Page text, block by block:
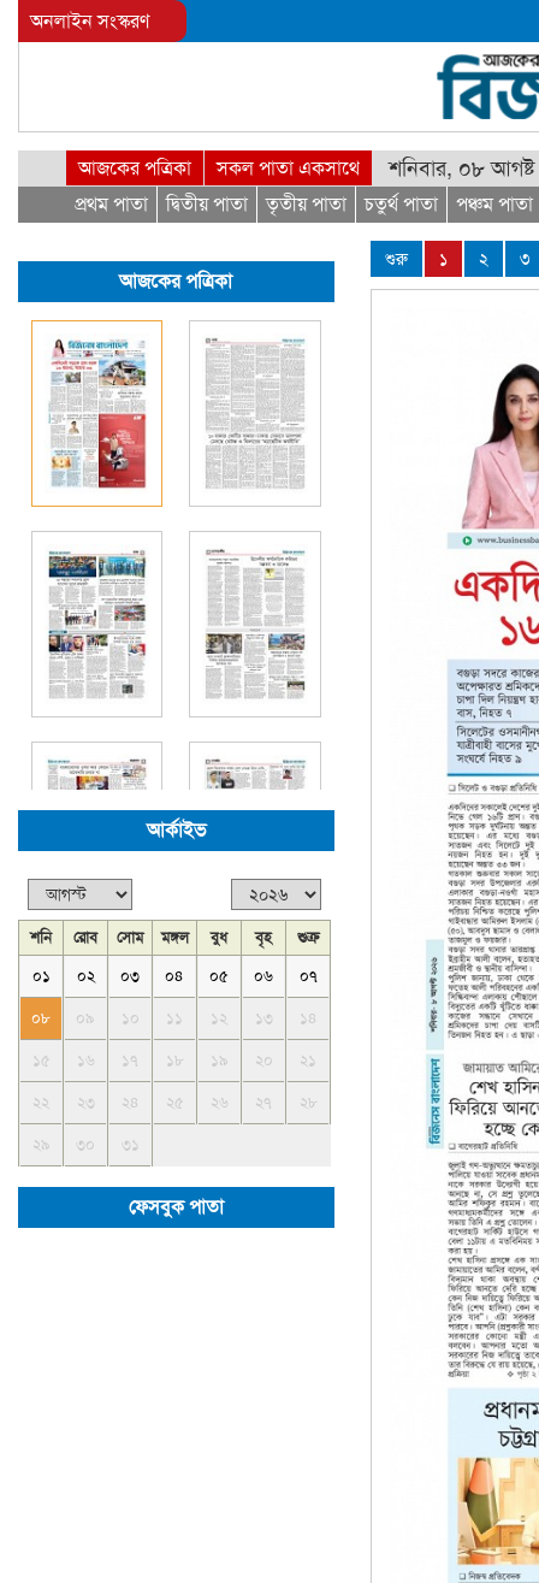
অনলাইন সংস্করণ
আজকের পত্রিকা
প্রথম পাতা
দ্বিতীয় পাতা তৃতীয় পাতা চতুর্থ পাতা পঞ্চম পাতা
সকল পাতা একসাথে শনিবার, ০৮
আজকের পত্রিকা
আর্কাইভ
শনি রোব সোম মঙ্গল বুধ বৃহ
শুক্র
০১
০২ ০৩ ০৪ ০৫ ০৬ ০৭
০৮ ০৯ ১০ ১১ ১২ ১৩ ১৪
১৫ ১৬ ১৭ ১৮ ১৯ ২০ ২১
২২ ২৩ ২৪ ২৫ ২৬ ২৭ ২৮
২৯ ৩০ ৩১
ফেসবুক পাতা
শুরু ১ ২ ৩